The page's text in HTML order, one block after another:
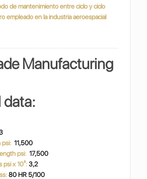
de mantenimiento entre ciclo y ciclo
empleado en la industriaaeroespacial
Manufacturing
data:
psi:11,500
psi:17,500
psi x 10³:3,2
80 HR 5/100